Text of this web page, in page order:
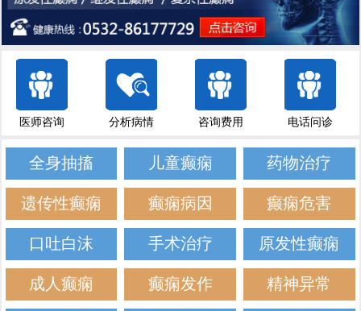
医师咨询 分析病情 咨询费用 电话问诊
全身抽搐 儿童癫痫 药物治疗
遗传性癫痫 癫痫病因 癫痫危害
口吐白沫 手术治疗 原发性癫痫
成人癫痫 癫痫发作 精神异常